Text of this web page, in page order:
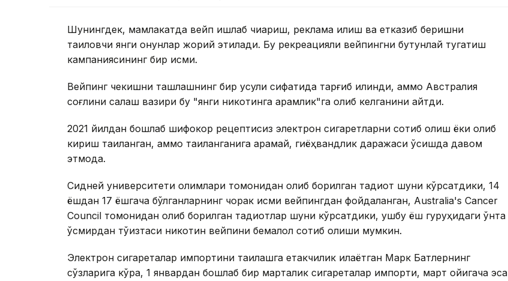
Шунингдек, мамлакатда вейп ишлаб чиқариш, реклама қилиш ва етказиб беришни
тақиқловчи янги қонунлар жорий этилади. Бу рекреацияли вейпингни бутунлай тугатиш
кампаниясининг бир қисми.
Вейпинг чекишни ташлашнинг бир усули сифатида тарғиб қилинди, аммо Австралия
соғлиқни сақлаш вазири бу "янги никотинга қарамлик"га олиб келганини айтди.
2021 йилдан бошлаб шифокор рецептисиз электрон сигаретларни сотиб олиш ёки олиб
кириш тақиқланган, аммо тақиқланганига қарамай, гиёҳвандлик даражаси ўсишда давом
этмоқда.
Сидней университети олимлари томонидан олиб борилган тадқиқот шуни кўрсатдики, 14
ёшдан 17 ёшгача бўлганларнинг чорак қисми вейпингдан фойдаланган, Australia's Cancer
Council томонидан олиб борилган тадқиқотлар шуни кўрсатдики, ушбу ёш гуруҳидаги ўнта
ўсмирдан тўққизтаси никотин вейпини бемалол сотиб олиши мумкин.
Электрон сигареталар импортини тақиқлашга етакчилик қилаётган Марк Батлернинг
сўзларига кўра, 1 январдан бошлаб бир марталик сигареталар импорти, март ойигача эса